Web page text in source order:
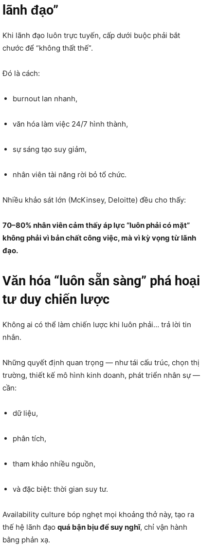
lãnh đạo”
Khi lãnh đạo luôn trực tuyến, cấp dưới buộc phải bắt
chước để “không thất thế”.
Đó là cách:
burnout lan nhanh,
văn hóa làm việc 24/7 hình thành,
sự sáng tạo suy giảm,
nhân viên tài năng rời bỏ tổ chức.
Nhiều khảo sát lớn (McKinsey, Deloitte) đều cho thấy:
70–80% nhân viên cảm thấy áp lực “luôn phải có mặt”
không phải vì bản chất công việc, mà vì kỳ vọng từ lãnh
đạo.
Văn hóa “luôn sẵn sàng” phá hoại
tư duy chiến lược
Không ai có thể làm chiến lược khi luôn phải… trả lời tin
nhắn.
Những quyết định quan trọng — như tái cấu trúc, chọn thị
trường, thiết kế mô hình kinh doanh, phát triển nhân sự —
cần:
dữ liệu,
phân tích,
tham khảo nhiều nguồn,
và đặc biệt: thời gian suy tư.
Availability culture bóp nghẹt mọi khoảng thở này, tạo ra
thế hệ lãnh đạo quá bận bịu để suy nghĩ, chỉ vận hành
bằng phản xạ.